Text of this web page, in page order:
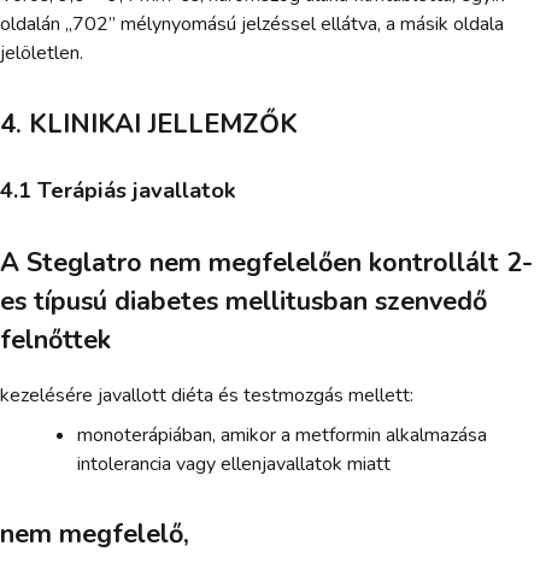
oldalán „702” mélynyomású jelzéssel ellátva, a másik oldala
jelöletlen.
4. KLINIKAI JELLEMZŐK
4.1 Terápiás javallatok
A Steglatro nem megfelelően kontrollált 2-
es típusú diabetes mellitusban szenvedő
felnőttek
kezelésére javallott diéta és testmozgás mellett:
monoterápiában, amikor a metformin alkalmazása
intolerancia vagy ellenjavallatok miatt
nem megfelelő,